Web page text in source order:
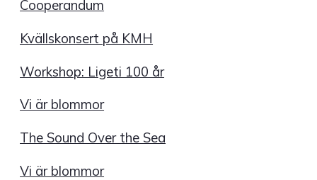
Cooperandum
Kvällskonsert på KMH
Workshop: Ligeti 100 år
Vi är blommor
The Sound Over the Sea
Vi är blommor